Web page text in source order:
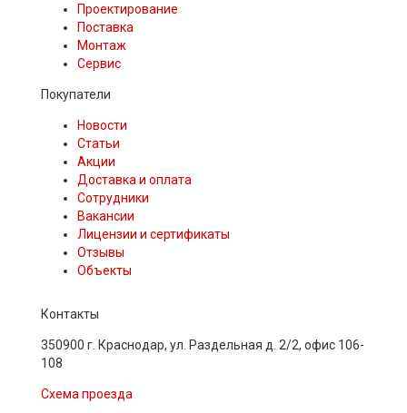
Проектирование
Поставка
Монтаж
Сервис
Покупатели
Новости
Статьи
Акции
Доставка и оплата
Сотрудники
Вакансии
Лицензии и сертификаты
Отзывы
Объекты
Контакты
350900 г. Краснодар, ул. Раздельная д. 2/2, офис 106-
108
Схема проезда